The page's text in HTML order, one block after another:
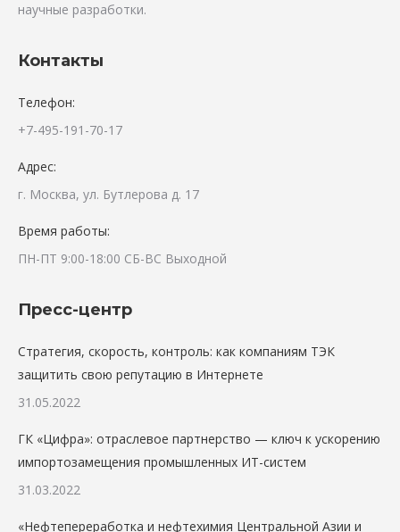
научные разработки.
Контакты
Телефон:
+7-495-191-70-17
Адрес:
г. Москва, ул. Бутлерова д. 17
Время работы:
ПН-ПТ 9:00-18:00 СБ-ВС Выходной
Пресс-центр
Стратегия, скорость, контроль: как компаниям ТЭК
защитить свою репутацию в Интернете
31.05.2022
ГК «Цифра»: отраслевое партнерство — ключ к ускорению
импортозамещения промышленных ИТ-систем
31.03.2022
«Нефтепереработка и нефтехимия Центральной Азии и